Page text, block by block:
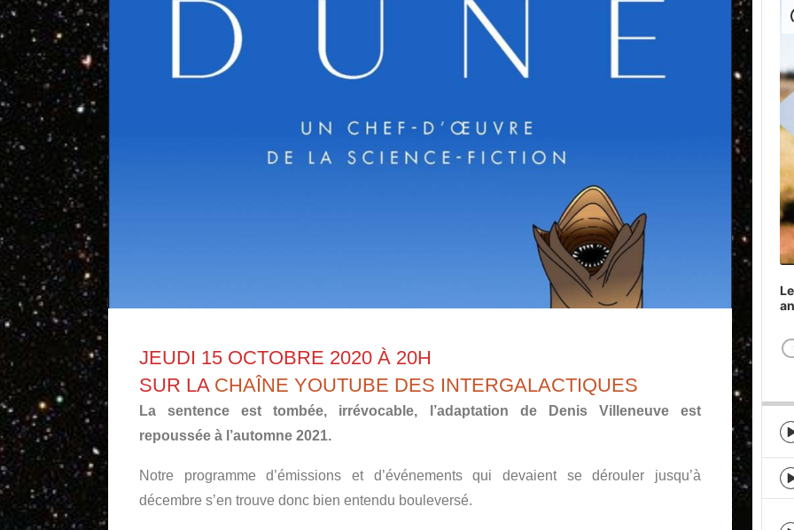
JEUDI 15 OCTOBRE 2020 À 20H
SUR LA CHAÎNE YOUTUBE DES INTERGALACTIQUES
La sentence est tombée, irrévocable, l’adaptation de Denis Villeneuve est
repoussée à l’automne 2021.
Notre programme d’émissions et d’événements qui devaient se dérouler jusqu’à
décembre s’en trouve donc bien entendu bouleversé.